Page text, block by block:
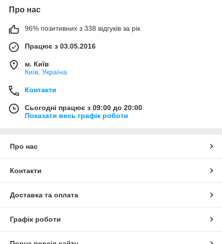
Про нас
96% позитивних з 338 відгуків за рік
Працює з 03.05.2016
м. Київ
Київ, Україна
Контакти
Сьогодні працює з 09:00 до 20:00
Показати весь графік роботи
Про нас
Контакти
Доставка та оплата
Графік роботи